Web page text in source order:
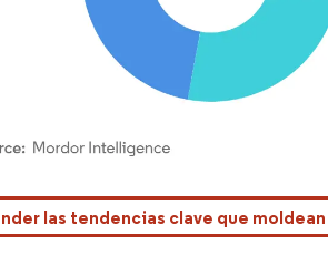
El uso requiere atribución según CC BY 4.0.
las tendencias clave que